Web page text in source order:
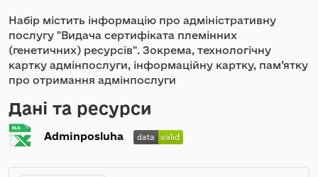
Набір містить інформацію про адміністративну
послугу "Видача сертифіката племінних
(генетичних) ресурсів". Зокрема, технологічну
картку адмінпослуги, інформаційну картку, пам’ятку
про отримання адмінпослуги
Дані та ресурси
Adminposluha